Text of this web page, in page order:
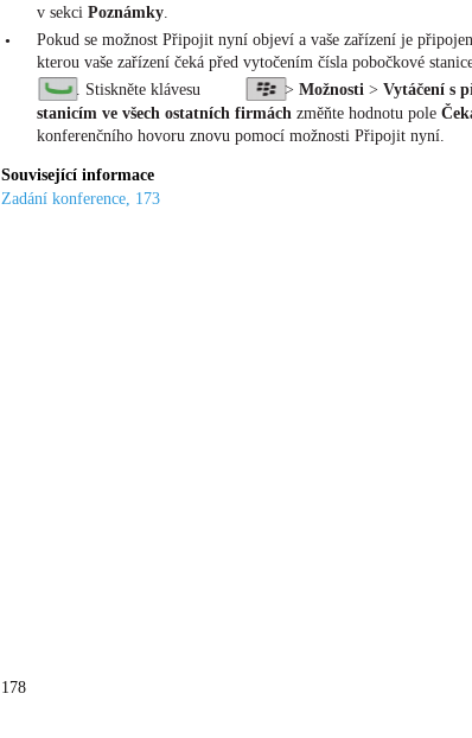
v sekci Poznámky.
•
Pokud se možnost Připojit nyní objeví a vaše zařízení je
kterou vaše zařízení čeká před vytočením čísla pobočkové
. Stiskněte klávesu
> Možnosti > Vytáčení s
stanicím ve všech ostatních firmách změňte hodnotu pole
konferenčního hovoru znovu pomocí možnosti Připojit nyní.
Související informace
Zadání konference, 173
178